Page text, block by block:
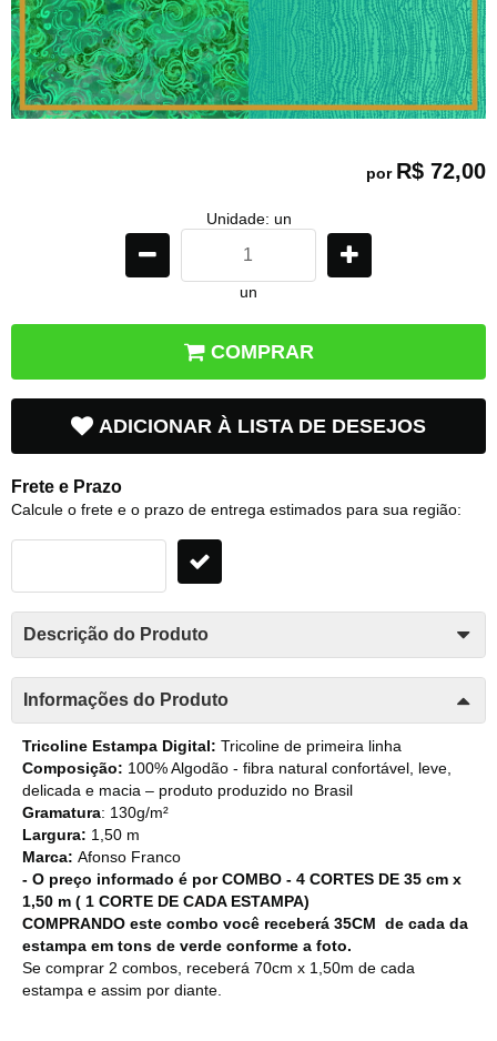
por R$ 72,00
Unidade: un
un
COMPRAR
ADICIONAR À LISTA DE DESEJOS
Frete e Prazo
Calcule o frete e o prazo de entrega estimados para sua região:
Descrição do Produto
Informações do Produto
Tricoline Estampa Digital: Tricoline de primeira linha
Composição: 100% Algodão - fibra natural confortável, leve,
delicada e macia – produto produzido no Brasil
Gramatura: 130g/m²
Largura: 1,50 m
Marca: Afonso Franco
- O preço informado é por COMBO - 4 CORTES DE 35 cm x
1,50 m ( 1 CORTE DE CADA ESTAMPA)
COMPRANDO este combo você receberá 35CM de cada da
estampa em tons de verde conforme a foto.
Se comprar 2 combos, receberá 70cm x 1,50m de cada
estampa e assim por diante.